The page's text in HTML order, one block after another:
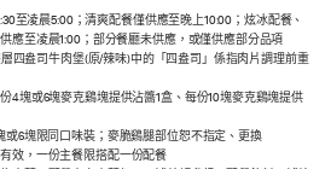
至凌晨5:00；清爽配餐僅供應至晚上10:00；炫冰配餐、
應至凌晨1:00；部分餐廳未供應，或僅供應部分品項
四盎司牛肉堡(原/辣味)中的「四盎司」係指肉片調理前重
4塊或6塊麥克鷄塊提供沾醬1盒、每份10塊麥克鷄塊提供
或6塊限同口味裝；麥脆鷄腿部位恕不指定、更換
效，一份主餐限搭配一份配餐